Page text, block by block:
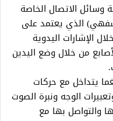
وسائل الاتصال الخاصة
الذي يعتمد على
الإشارات اليدوية
من خلال وضع اليدين
يتداخل مع حركات
الوجه ونبرة الصوت
والتواصل بها مع